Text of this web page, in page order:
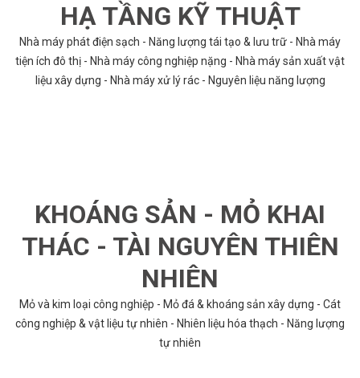
HẠ TẦNG KỸ THUẬT
Nhà máy phát điện sạch - Năng lượng tái tạo & lưu trữ - Nhà máy
tiện ích đô thị - Nhà máy công nghiệp nặng - Nhà máy sản xuất vật
liệu xây dựng - Nhà máy xử lý rác - Nguyên liệu năng lượng
KHOÁNG SẢN - MỎ KHAI
THÁC - TÀI NGUYÊN THIÊN
NHIÊN
Mỏ và kim loại công nghiệp - Mỏ đá & khoáng sản xây dựng - Cát
công nghiệp & vật liệu tự nhiên - Nhiên liệu hóa thạch - Năng lượng
tự nhiên